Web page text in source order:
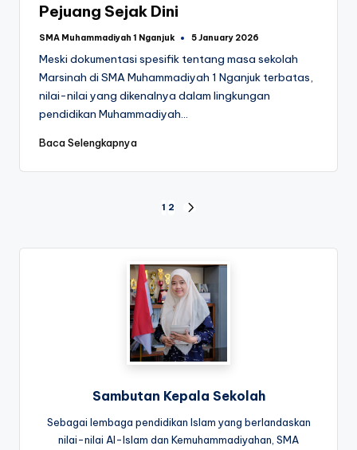
Pejuang Sejak Dini
Posted
SMA Muhammadiyah 1 Nganjuk 5 January 2026
Meski dokumentasi spesifik tentang masa sekolah
Marsinah di SMA Muhammadiyah 1 Nganjuk terbatas,
nilai-nilai yang dikenalnya dalam lingkungan
pendidikan Muhammadiyah…
Baca Selengkapnya
pagination
1 2
Sambutan Kepala Sekolah
Sebagai lembaga pendidikan Islam yang berlandaskan
nilai-nilai Al-Islam dan Kemuhammadiyahan, SMA